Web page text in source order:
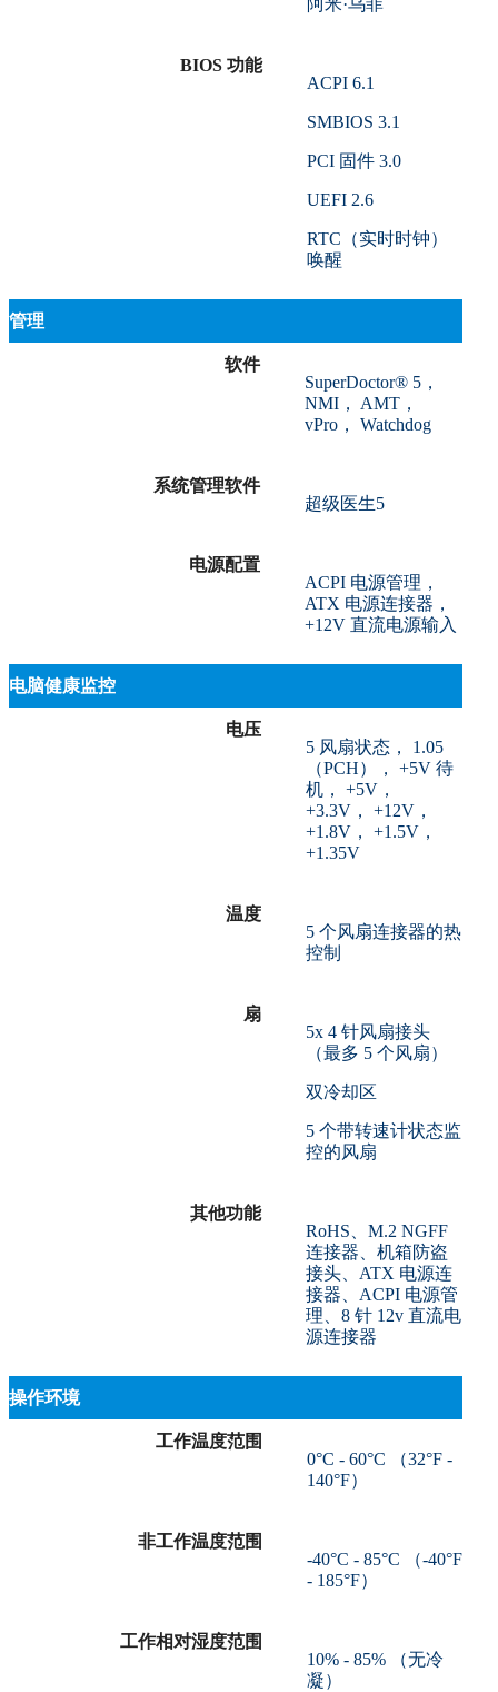
阿米·乌菲
BIOS 功能
ACPI 6.1
SMBIOS 3.1
PCI 固件 3.0
UEFI 2.6
RTC（实时时钟）
唤醒
管理
软件
SuperDoctor® 5，
NMI， AMT，
vPro， Watchdog
系统管理软件
超级医生5
电源配置
ACPI 电源管理，
ATX 电源连接器，
+12V 直流电源输入
电脑健康监控
电压
5 风扇状态， 1.05
（PCH）， +5V 待
机， +5V，
+3.3V， +12V，
+1.8V， +1.5V，
+1.35V
温度
5 个风扇连接器的热
控制
扇
5x 4 针风扇接头
（最多 5 个风扇）
双冷却区
5 个带转速计状态监
控的风扇
其他功能
RoHS、M.2 NGFF
连接器、机箱防盗
接头、ATX 电源连
接器、ACPI 电源管
理、8 针 12v 直流电
源连接器
操作环境
工作温度范围
0°C - 60°C （32°F -
140°F）
非工作温度范围
-40°C - 85°C （-40°F
- 185°F）
工作相对湿度范围
10% - 85% （无冷
凝）